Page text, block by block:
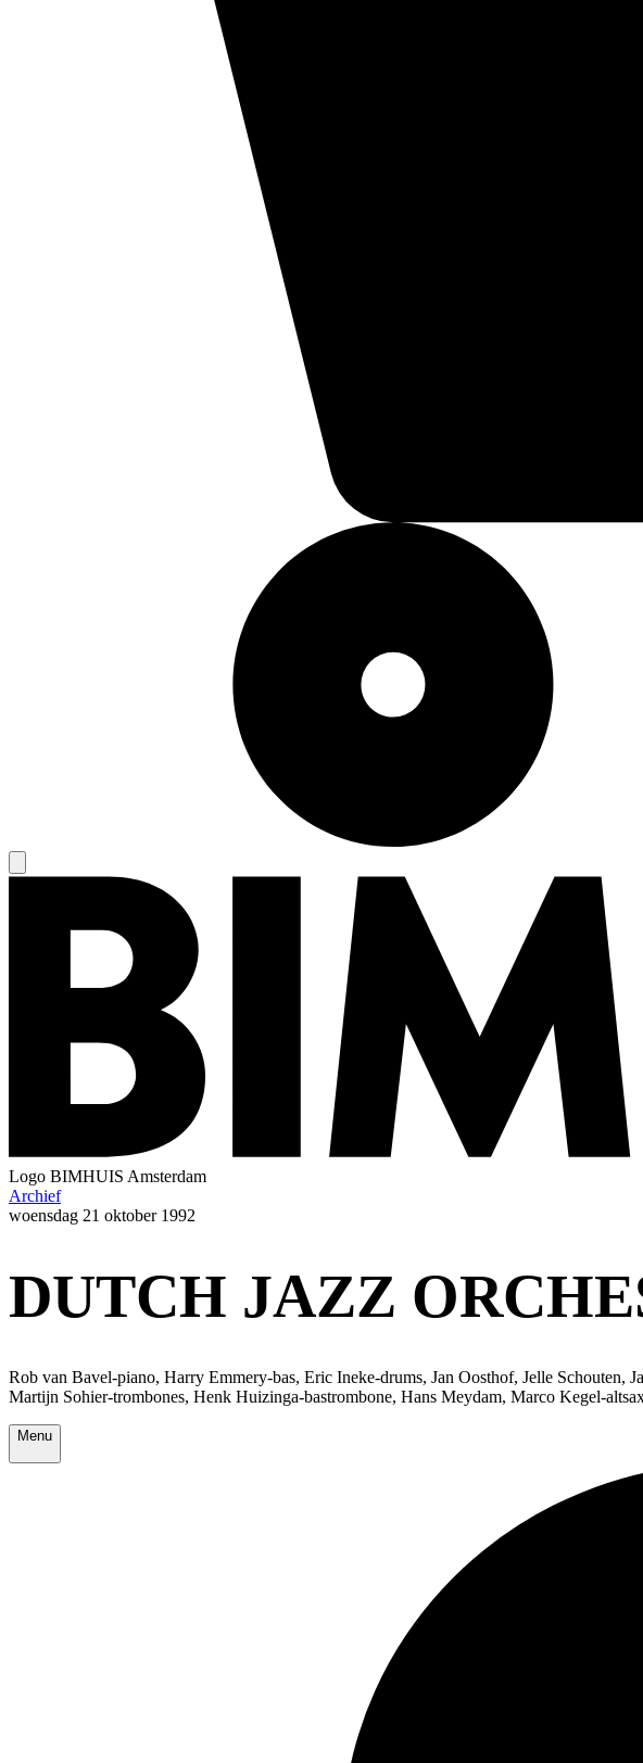
Logo BIMHUIS Amsterdam
Archief
woensdag 21 oktober 1992
DUTCH JAZZ
Rob van Bavel-piano, Harry Emmery-bas, Eric Ineke-drums, Jan Oosthof, Jelle
Martijn Sohier-trombones, Henk Huizinga-bastrombone, Hans Meydam, Marco Kegel-
Menu